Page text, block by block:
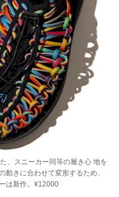
001は、次ページをチェ
（マウンテンハードウ
オー ライン）
ェア）
ラウン バイ ツータック
）
、スニーカー同等の履き心 地を
きに合わせて変形するため、
は新作。¥12000